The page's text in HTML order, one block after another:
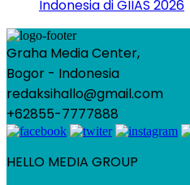
Indonesia di GIIAS 2026
Graha Media Center,
Bogor - Indonesia
redaksihallo@gmail.com
+62855-7777888
HELLO MEDIA GROUP